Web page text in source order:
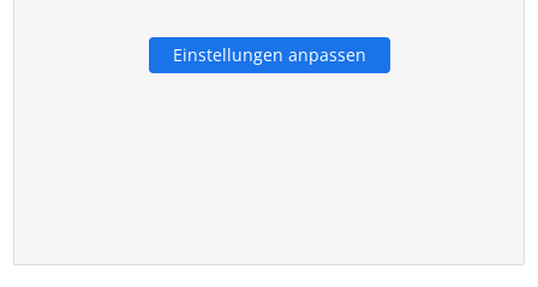
Einstellungen anpassen